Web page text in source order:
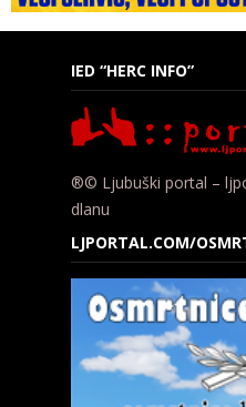
IED “HERC INFO”
®© Ljubuški portal –
dlanu
LJPORTAL.COM/